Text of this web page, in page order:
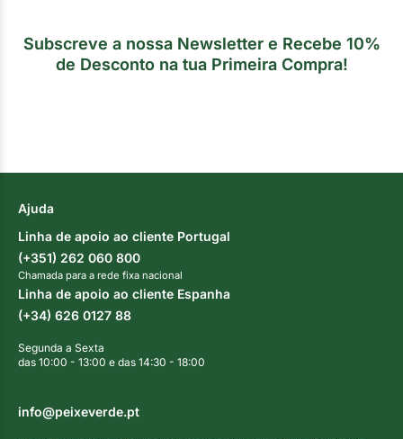
Subscreve a nossa Newsletter e Recebe 10%
de Desconto na tua Primeira Compra!
Ajuda
Linha de apoio ao cliente Portugal
(+351) 262 060 800
Chamada para a rede fixa nacional
Linha de apoio ao cliente Espanha
(+34) 626 0127 88
Segunda a Sexta
das 10:00 - 13:00 e das 14:30 - 18:00
info@peixeverde.pt